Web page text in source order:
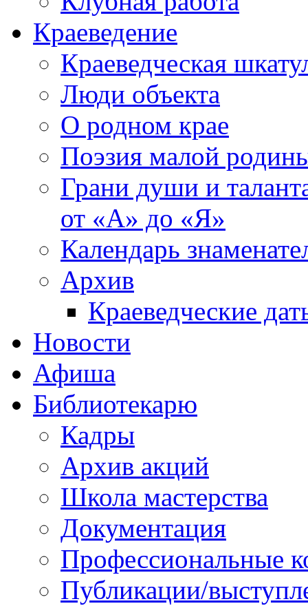
Краеведение
Краеведческая
Люди объекта
О родном крае
Поэзия малой
Грани души и
от «А» до «Я»
Календарь
Архив
Краеведческие
Новости
Афиша
Библиотекарю
Кадры
Архив акций
Школа мастерства
Документация
Профессиональные
Публикации/